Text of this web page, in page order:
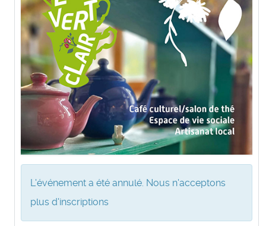
L'événement a été annulé. Nous n'acceptons
plus d'inscriptions